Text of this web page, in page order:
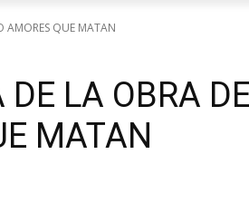
AMORES QUE MATAN
LA OBRA DE
MATAN